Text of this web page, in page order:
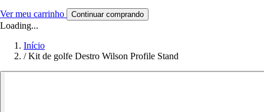
Ver meu carrinho Continuar comprando
Loading...
Início
/ Kit de golfe Destro Wilson Profile Stand